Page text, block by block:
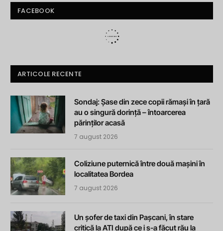
FACEBOOK
ARTICOLE RECENTE
Sondaj: Șase din zece copii rămași în țară
au o singură dorință – întoarcerea
părinților acasă
7 august 2026
Coliziune puternică între două mașini în
localitatea Bordea
7 august 2026
Un șofer de taxi din Pașcani, în stare
critică la ATI după ce i s-a făcut rău la